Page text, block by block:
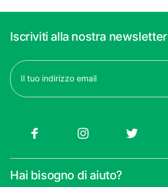
Iscriviti alla nostra newsletter
Email
(Obbligatorio)
Hai bisogno di aiuto?